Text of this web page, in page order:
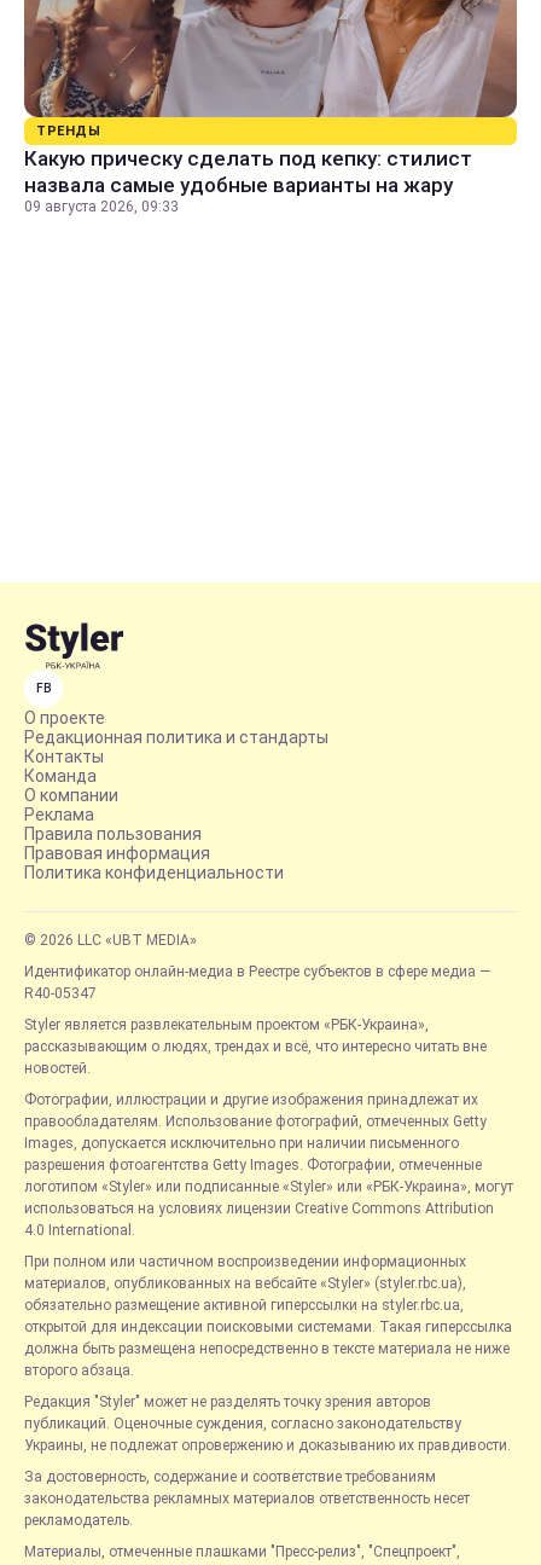
ТРЕНДЫ
Какую прическу сделать под кепку: стилист
назвала самые удобные варианты на жару
09 августа 2026, 09:33
FB
О проекте
Редакционная политика и стандарты
Контакты
Команда
О компании
Реклама
Правила пользования
Правовая информация
Политика конфиденциальности
© 2026 LLC «UBT MEDIA»
Идентификатор онлайн-медиа в Реестре субъектов в сфере медиа —
R40-05347
Styler является развлекательным проектом «РБК-Украина»,
рассказывающим о людях, трендах и всё, что интересно читать вне
новостей.
Фотографии, иллюстрации и другие изображения принадлежат их
правообладателям. Использование фотографий, отмеченных Getty
Images, допускается исключительно при наличии письменного
разрешения фотоагентства Getty Images. Фотографии, отмеченные
логотипом «Styler» или подписанные «Styler» или «РБК-Украина», могут
использоваться на условиях лицензии Creative Commons Attribution
4.0 International.
При полном или частичном воспроизведении информационных
материалов, опубликованных на вебсайте «Styler» (styler.rbc.ua),
обязательно размещение активной гиперссылки на styler.rbc.ua,
открытой для индексации поисковыми системами. Такая гиперссылка
должна быть размещена непосредственно в тексте материала не ниже
второго абзаца.
Редакция "Styler" может не разделять точку зрения авторов
публикаций. Оценочные суждения, согласно законодательству
Украины, не подлежат опровержению и доказыванию их правдивости.
За достоверность, содержание и соответствие требованиям
законодательства рекламных материалов ответственность несет
рекламодатель.
Материалы, отмеченные плашками "Пресс-релиз", "Спецпроект",